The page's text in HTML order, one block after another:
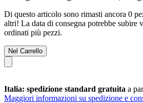
Di questo articolo sono rimasti ancora 0
altri! La data di consegna potrebbe subire
ordinati più pezzi.
Nel Carrello
Italia: spedizione standard gratuita a
Maggiori informazioni su spedizione e